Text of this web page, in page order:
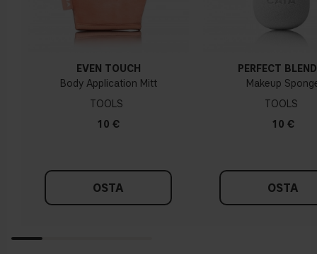
EVEN TOUCH
Body Application Mitt
TOOLS
10 €
OSTA
PERFECT
Makeup
TOOLS
10 €
OSTA